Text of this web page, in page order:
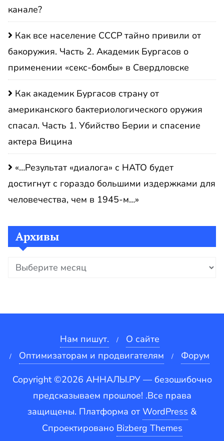
канале?
Как все население СССР тайно привили от
бакоружия. Часть 2. Академик Бургасов о
применении «секс-бомбы» в Свердловске
Как академик Бургасов страну от
американского бактериологического оружия
спасал. Часть 1. Убийство Берии и спасение
актера Вицина
«…Результат «диалога» с НАТО будет
достигнут с гораздо большими издержками для
человечества, чем в 1945-м…»
Архивы
Архивы
Нам пишут.
О сайте
Оптимизаторам и продвигателям
Форум
Copyright ©2026 АННАЛЫ.РУ — безошибочно
предсказываем прошлое! .Все права
защищены. Платформа от WordPress &
Спроектировано Bizberg Themes